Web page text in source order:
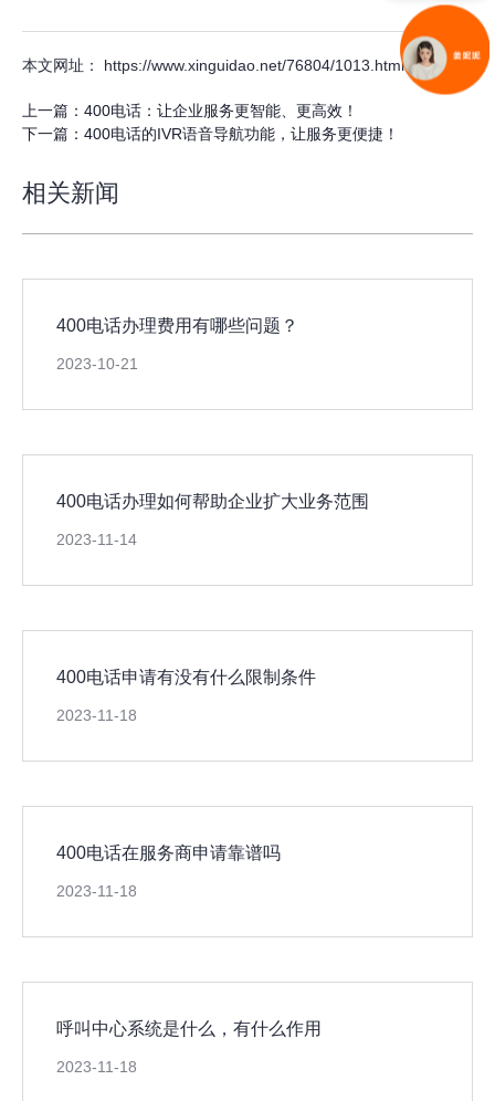
本文网址： https://www.xinguidao.net/76804/1013.html
上一篇： 400电话：让企业服务更智能、更高效！
下一篇： 400电话的IVR语音导航功能，让服务更便捷！
相关新闻
400电话办理费用有哪些问题？
2023-10-21
400电话办理如何帮助企业扩大业务范围
2023-11-14
400电话申请有没有什么限制条件
2023-11-18
400电话在服务商申请靠谱吗
2023-11-18
呼叫中心系统是什么，有什么作用
2023-11-18